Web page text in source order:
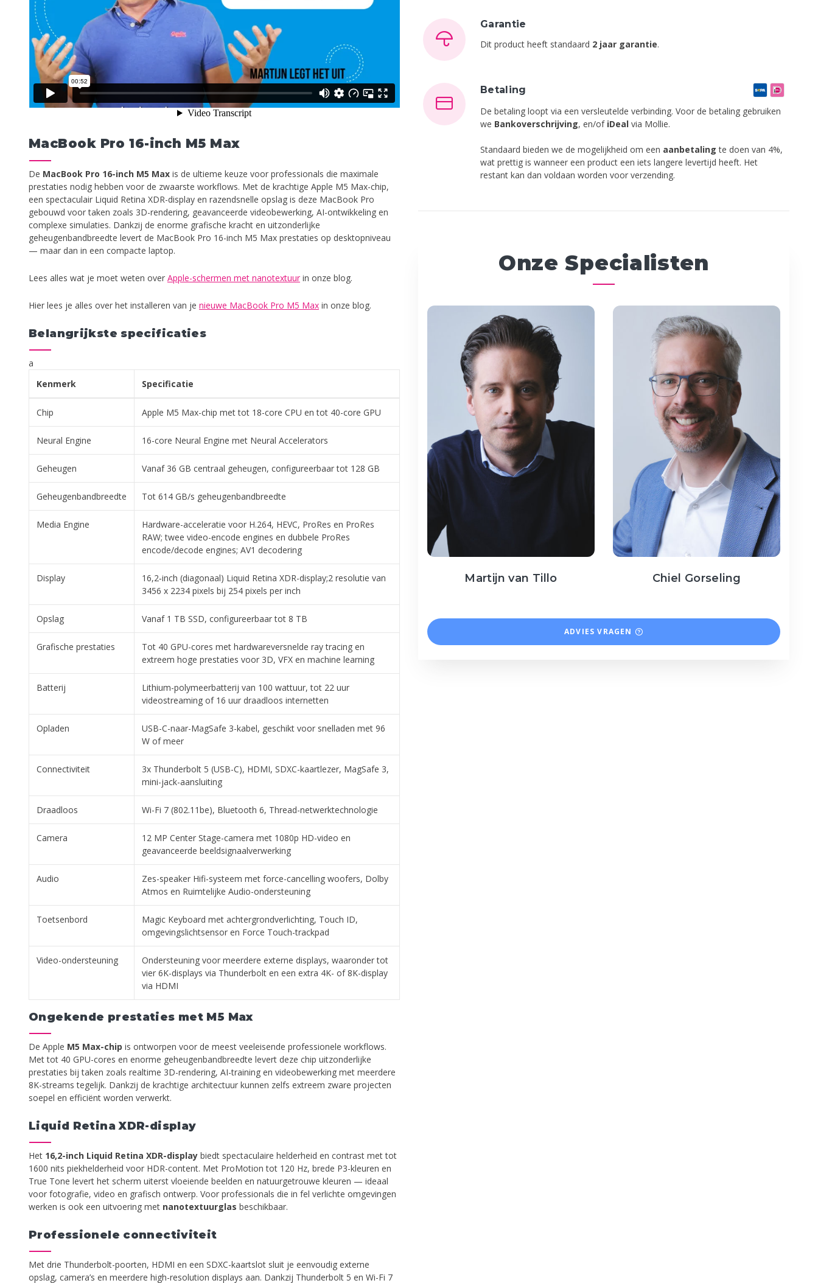
MacBook Pro 16-inch M5 Max
De MacBook Pro 16-inch M5 Max is de ultieme keuze voor professionals die maximale
prestaties nodig hebben voor de zwaarste workflows. Met de krachtige Apple M5 Max-chip,
een spectaculair Liquid Retina XDR-display en razendsnelle opslag is deze MacBook Pro
gebouwd voor taken zoals 3D-rendering, geavanceerde videobewerking, AI-ontwikkeling en
complexe simulaties. Dankzij de enorme grafische kracht en uitzonderlijke
geheugenbandbreedte levert de MacBook Pro 16-inch M5 Max prestaties op desktopniveau
— maar dan in een compacte laptop.
Lees alles wat je moet weten over Apple-schermen met nanotextuur in onze blog.
Hier lees je alles over het installeren van je nieuwe MacBook Pro M5 Max in onze blog.
Belangrijkste specificaties
a
Kenmerk
Specificatie
Chip Apple M5 Max-chip met tot 18-core CPU en tot 40-core GPU
Neural Engine 16-core Neural Engine met Neural Accelerators
Geheugen Vanaf 36 GB centraal geheugen, configureerbaar tot 128 GB
Geheugenbandbreedte Tot 614 GB/s geheugenbandbreedte
Media Engine
Hardware-acceleratie voor H.264, HEVC, ProRes en ProRes
RAW; twee video-encode engines en dubbele ProRes
encode/decode engines; AV1 decodering
Display
16,2‑inch (diagonaal) Liquid Retina XDR-display;2 resolutie van
3456 x 2234 pixels bij 254 pixels per inch
Opslag Vanaf 1 TB SSD, configureerbaar tot 8 TB
Grafische prestaties
Tot 40 GPU-cores met hardwareversnelde ray tracing en
extreem hoge prestaties voor 3D, VFX en machine learning
Batterij
Lithium-polymeerbatterij van 100 wattuur, tot 22 uur
videostreaming of 16 uur draadloos internetten
Opladen
USB-C-naar-MagSafe 3-kabel, geschikt voor snelladen met 96
W of meer
Connectiviteit
3x Thunderbolt 5 (USB-C), HDMI, SDXC-kaartlezer, MagSafe 3,
mini-jack-aansluiting
Draadloos Wi-Fi 7 (802.11be), Bluetooth 6, Thread-netwerk­technologie
Camera
12 MP Center Stage-camera met 1080p HD-video en
geavanceerde beeldsignaalverwerking
Audio
Zes-speaker Hifi-systeem met force-cancelling woofers, Dolby
Atmos en Ruimtelijke Audio-ondersteuning
Toetsenbord
Magic Keyboard met achtergrondverlichting, Touch ID,
omgevingslichtsensor en Force Touch-trackpad
Video-ondersteuning
Ondersteuning voor meerdere externe displays, waaronder tot
vier 6K-displays via Thunderbolt en een extra 4K- of 8K-display
via HDMI
Ongekende prestaties met M5 Max
De Apple M5 Max-chip is ontworpen voor de meest veeleisende professionele workflows.
Met tot 40 GPU-cores en enorme geheugenbandbreedte levert deze chip uitzonderlijke
prestaties bij taken zoals realtime 3D-rendering, AI-training en videobewerking met meerdere
8K-streams tegelijk. Dankzij de krachtige architectuur kunnen zelfs extreem zware projecten
soepel en efficiënt worden verwerkt.
Liquid Retina XDR-display
Het 16,2-inch Liquid Retina XDR-display biedt spectaculaire helderheid en contrast met tot
1600 nits piekhelderheid voor HDR-content. Met ProMotion tot 120 Hz, brede P3-kleuren en
True Tone levert het scherm uiterst vloeiende beelden en natuurgetrouwe kleuren — ideaal
voor fotografie, video en grafisch ontwerp. Voor professionals die in fel verlichte omgevingen
werken is ook een uitvoering met nanotextuurglas beschikbaar.
Professionele connectiviteit
Met drie Thunderbolt-poorten, HDMI en een SDXC-kaartslot sluit je eenvoudig externe
opslag, camera’s en meerdere high-resolution displays aan. Dankzij Thunderbolt 5 en Wi-Fi 7
Garantie
Dit product heeft standaard 2 jaar garantie.
Betaling
De betaling loopt via een versleutelde verbinding. Voor de betaling gebruiken
we Bankoverschrijving, en/of iDeal via Mollie.
Standaard bieden we de mogelijkheid om een aanbetaling te doen van 4%,
wat prettig is wanneer een product een iets langere levertijd heeft. Het
restant kan dan voldaan worden voor verzending.
Onze Specialisten
Martijn van Tillo Chiel Gorseling
ADVIES VRAGEN